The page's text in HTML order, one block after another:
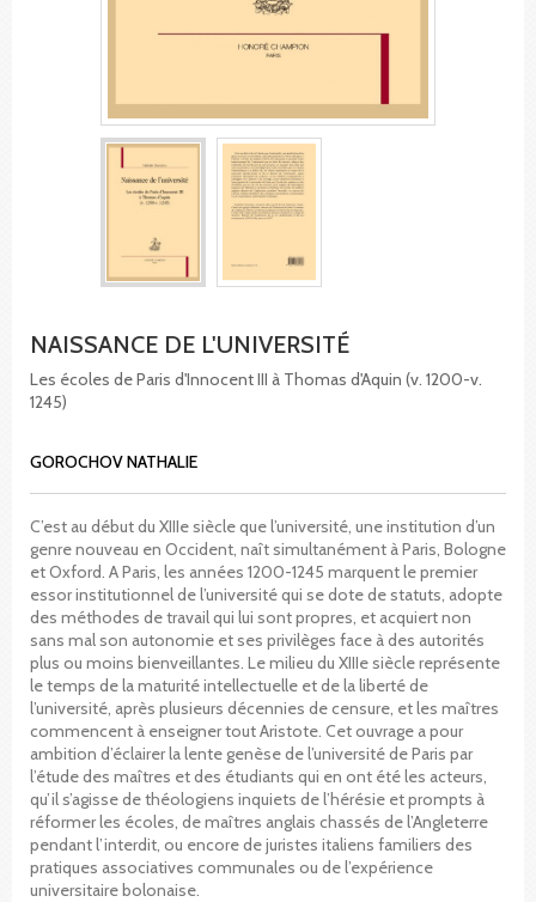
NAISSANCE DE L'UNIVERSITÉ
Les écoles de Paris d'Innocent III à Thomas d'Aquin (v. 1200-v.
1245)
GOROCHOV NATHALIE
C’est au début du XIIIe siècle que l’université, une institution d’un
genre nouveau en Occident, naît simultanément à Paris, Bologne
et Oxford. A Paris, les années 1200-1245 marquent le premier
essor institutionnel de l’université qui se dote de statuts, adopte
des méthodes de travail qui lui sont propres, et acquiert non
sans mal son autonomie et ses privilèges face à des autorités
plus ou moins bienveillantes. Le milieu du XIIIe siècle représente
le temps de la maturité intellectuelle et de la liberté de
l’université, après plusieurs décennies de censure, et les maîtres
commencent à enseigner tout Aristote. Cet ouvrage a pour
ambition d’éclairer la lente genèse de l’université de Paris par
l’étude des maîtres et des étudiants qui en ont été les acteurs,
qu’il s’agisse de théologiens inquiets de l’hérésie et prompts à
réformer les écoles, de maîtres anglais chassés de l’Angleterre
pendant l’interdit, ou encore de juristes italiens familiers des
pratiques associatives communales ou de l’expérience
universitaire bolonaise.